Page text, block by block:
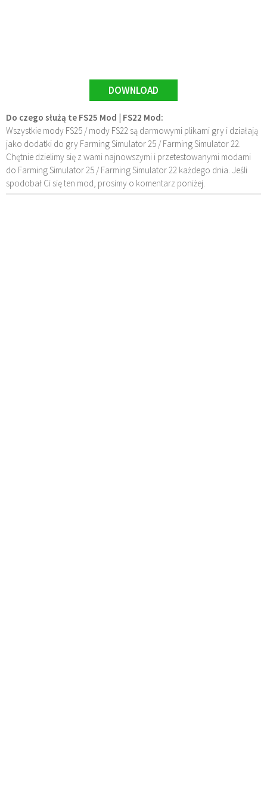
DOWNLOAD
Do czego służą te FS25 Mod | FS22 Mod:
Wszystkie mody FS25 / mody FS22 są darmowymi plikami gry i działają
jako dodatki do gry Farming Simulator 25 / Farming Simulator 22.
Chętnie dzielimy się z wami najnowszymi i przetestowanymi modami
do Farming Simulator 25 / Farming Simulator 22 każdego dnia. Jeśli
spodobał Ci się ten mod, prosimy o komentarz poniżej.